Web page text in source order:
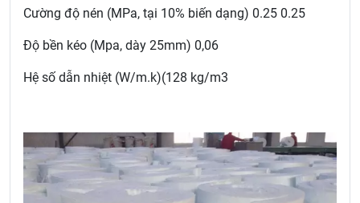
Cường độ nén (MPa, tại 10% biến dạng) 0.25 0.25
Độ bền kéo (Mpa, dày 25mm) 0,06
Hệ số dẫn nhiệt (W/m.k)(128 kg/m3